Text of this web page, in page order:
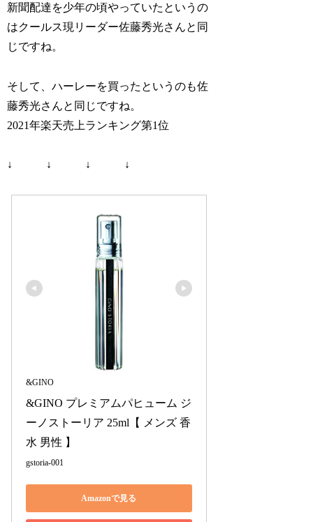
新聞配達を少年の頃やっていたというの
はクールス現リーダー佐藤秀光さんと同
じですね。
そして、ハーレーを買ったというのも佐
藤秀光さんと同じですね。
2021年楽天売上ランキング第1位
↓ ↓ ↓ ↓
&GINO
&GINO プレミアムパヒューム ジ
ーノストーリア 25ml【 メンズ 香
水 男性 】
gstoria-001
Amazonで見る